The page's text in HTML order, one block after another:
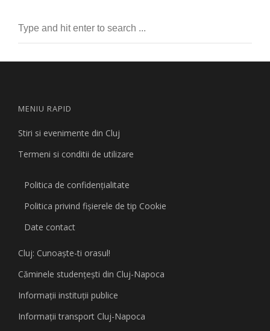
MENIU RAPID
Stiri si evenimente din Cluj
Termeni si conditii de utilizare
Politica de confidențialitate
Politica privind fişierele de tip Cookie
Date contact
Cluj: Cunoaşte-ti orasul!
Căminele studenţeşti din Cluj-Napoca
Informaţii instituţii publice
Informaţii transport Cluj-Napoca